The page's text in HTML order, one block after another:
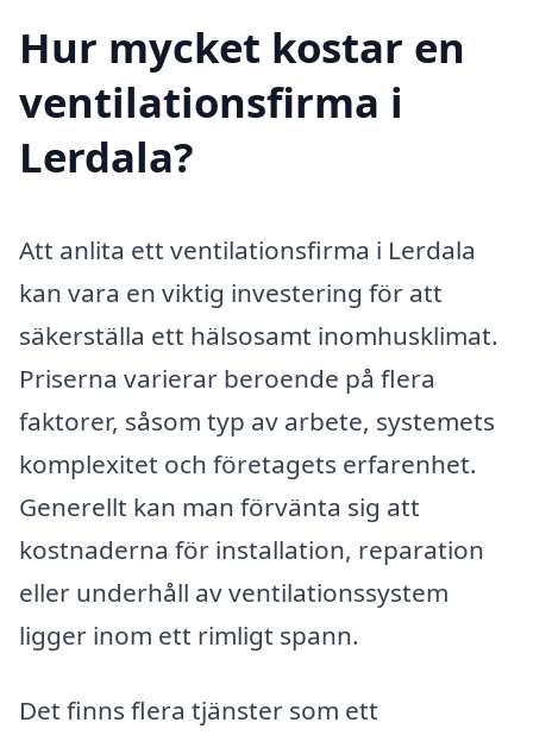
Hur mycket kostar en
ventilationsfirma i
Lerdala?
Att anlita ett ventilationsfirma i Lerdala
kan vara en viktig investering för att
säkerställa ett hälsosamt inomhusklimat.
Priserna varierar beroende på flera
faktorer, såsom typ av arbete, systemets
komplexitet och företagets erfarenhet.
Generellt kan man förvänta sig att
kostnaderna för installation, reparation
eller underhåll av ventilationssystem
ligger inom ett rimligt spann.
Det finns flera tjänster som ett